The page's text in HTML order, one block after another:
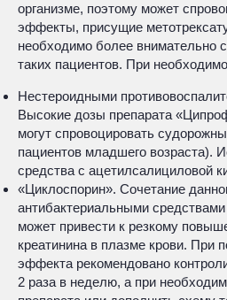
организме, поэтому может
эффекты, присущие
необходимо более внимательно
таких пациентов. При
Нестероидными
Высокие дозы препарата
могут спровоцировать
пациентов младшего возраста).
средства с ацетилсалициловой
«Циклоспорин». Сочетание
антибактериальными
может привести к резкому
креатинина в плазме крови. При
эффекта рекомендовано
2 раза в неделю, а при